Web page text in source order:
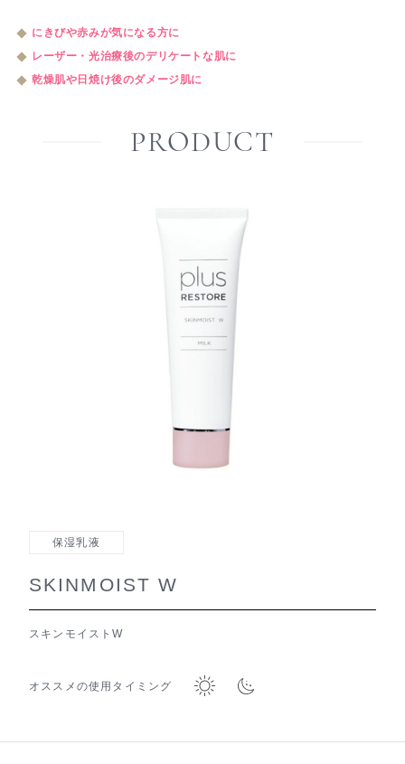
にきびや赤みが気になる方に
レーザー・光治療後のデリケートな肌に
乾燥肌や日焼け後のダメージ肌に
PRODUCT
保湿乳液
SKINMOIST W
スキンモイストW
オススメの使用タイミング